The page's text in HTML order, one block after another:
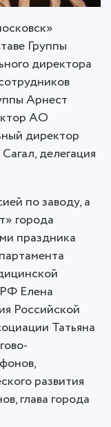
Группы
директора
Арнест
АО
директор
делегация
по заводу, а
города
праздника
Елена
Российской
Татьяна
развития
глава города